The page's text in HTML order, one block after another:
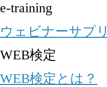
e-training
ウェビナーサプリ
WEB検定
WEB検定とは？